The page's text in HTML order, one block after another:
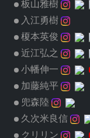
板山雅樹
入江勇樹
榎本英俊
近江弘之
小幡伸一
加藤純平
兜森陸
久次米良信
クリリン